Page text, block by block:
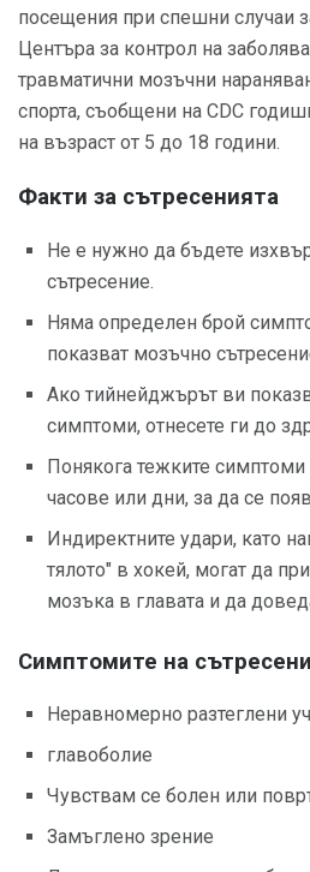
посещения при спешни случаи
Центъра за контрол на
травматични мозъчни
спорта, съобщени на CDC
на възраст от 5 до 18 години.
Факти за сътресенията
Не е нужно да бъдете
сътресение.
Няма определен брой
показват мозъчно
Ако тийнейджърът ви
симптоми, отнесете ги до
Понякога тежките симптоми
часове или дни, за да се
Индиректните удари, като
тялото" в хокей, могат да
мозъка в главата и да
Симптомите на
Неравномерно разтеглени
главоболие
Чувствам се болен или
Замъглено зрение